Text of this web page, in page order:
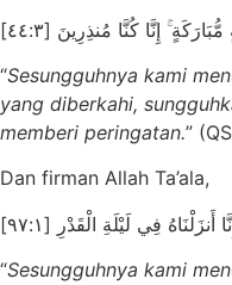
إِنَّا كُنَّا مُنذِرِينَ [٤٤:٣]
“Sesungguhnya kami
yang diberkahi, sungguh
memberi peringatan.”
Dan firman Allah Ta’ala,
أَنزَلْنَاهُ فِي لَيْلَةِ الْقَدْرِ [٩٧:١]
“Sesungguhnya kami